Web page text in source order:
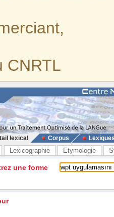
CNRTL
lexical Corpus
Lexicographie Etymologie
une forme